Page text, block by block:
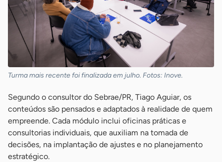
Turma mais recente foi finalizada em julho. Fotos: Inove.
Segundo o consultor do Sebrae/PR, Tiago Aguiar, os
conteúdos são pensados e adaptados à realidade de quem
empreende. Cada módulo inclui oficinas práticas e
consultorias individuais, que auxiliam na tomada de
decisões, na implantação de ajustes e no planejamento
estratégico.